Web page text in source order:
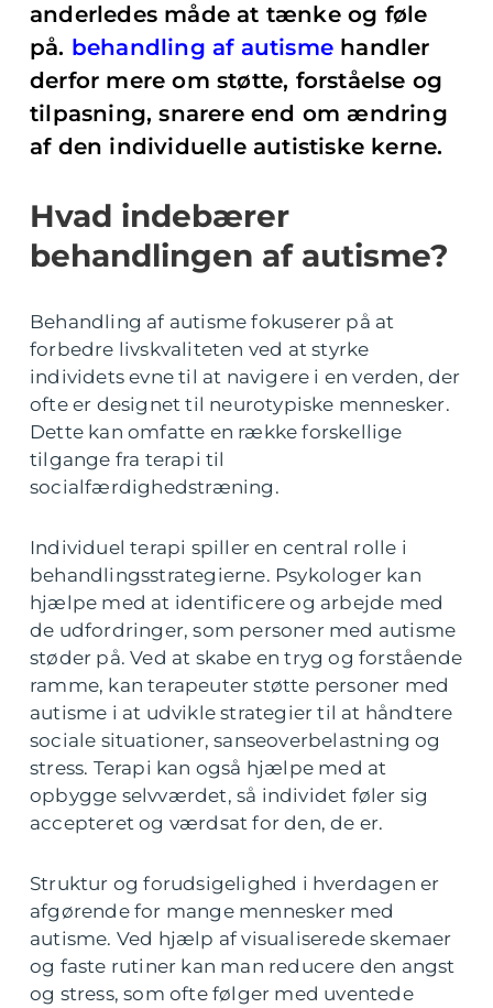
anderledes måde at tænke og føle
på. behandling af autisme handler
derfor mere om støtte, forståelse og
tilpasning, snarere end om ændring
af den individuelle autistiske kerne.
Hvad indebærer
behandlingen af autisme?
Behandling af autisme fokuserer på at
forbedre livskvaliteten ved at styrke
individets evne til at navigere i en verden, der
ofte er designet til neurotypiske mennesker.
Dette kan omfatte en række forskellige
tilgange fra terapi til
socialfærdighedstræning.
Individuel terapi spiller en central rolle i
behandlingsstrategierne. Psykologer kan
hjælpe med at identificere og arbejde med
de udfordringer, som personer med autisme
støder på. Ved at skabe en tryg og forstående
ramme, kan terapeuter støtte personer med
autisme i at udvikle strategier til at håndtere
sociale situationer, sanseoverbelastning og
stress. Terapi kan også hjælpe med at
opbygge selvværdet, så individet føler sig
accepteret og værdsat for den, de er.
Struktur og forudsigelighed i hverdagen er
afgørende for mange mennesker med
autisme. Ved hjælp af visualiserede skemaer
og faste rutiner kan man reducere den angst
og stress, som ofte følger med uventede